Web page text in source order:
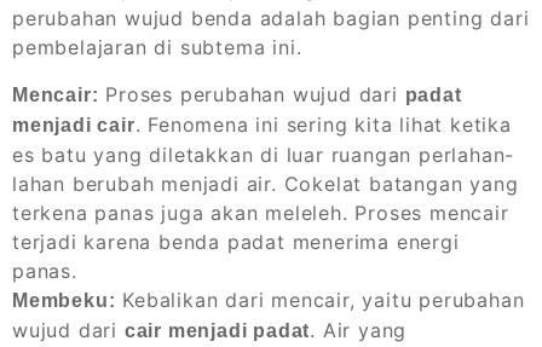
perubahan wujud benda adalah bagian penting dari
pembelajaran di subtema ini.
Mencair: Proses perubahan wujud dari padat
menjadi cair. Fenomena ini sering kita lihat ketika
es batu yang diletakkan di luar ruangan perlahan-
lahan berubah menjadi air. Cokelat batangan yang
terkena panas juga akan meleleh. Proses mencair
terjadi karena benda padat menerima energi
panas.
Membeku: Kebalikan dari mencair, yaitu perubahan
wujud dari cair menjadi padat. Air yang